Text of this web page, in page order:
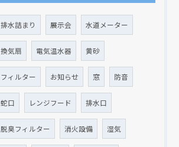
排水詰まり 展示会 水道メーター
換気扇 電気温水器 黄砂
フィルター お知らせ 窓 防音
蛇口 レンジフード 排水口
脱臭フィルター 消火設備 湿気